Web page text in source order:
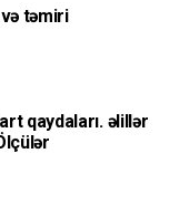
və təmiri
qaydaları. əlillər